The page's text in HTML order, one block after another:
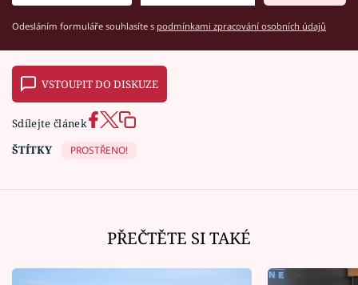
Odesláním formuláře souhlasíte s podmínkami zpracování osobních údajů
VSTOUPIT DO DISKUZE
Sdílejte článek
ŠTÍTKY
PROSTŘENO!
PŘEČTĚTE SI TAKÉ